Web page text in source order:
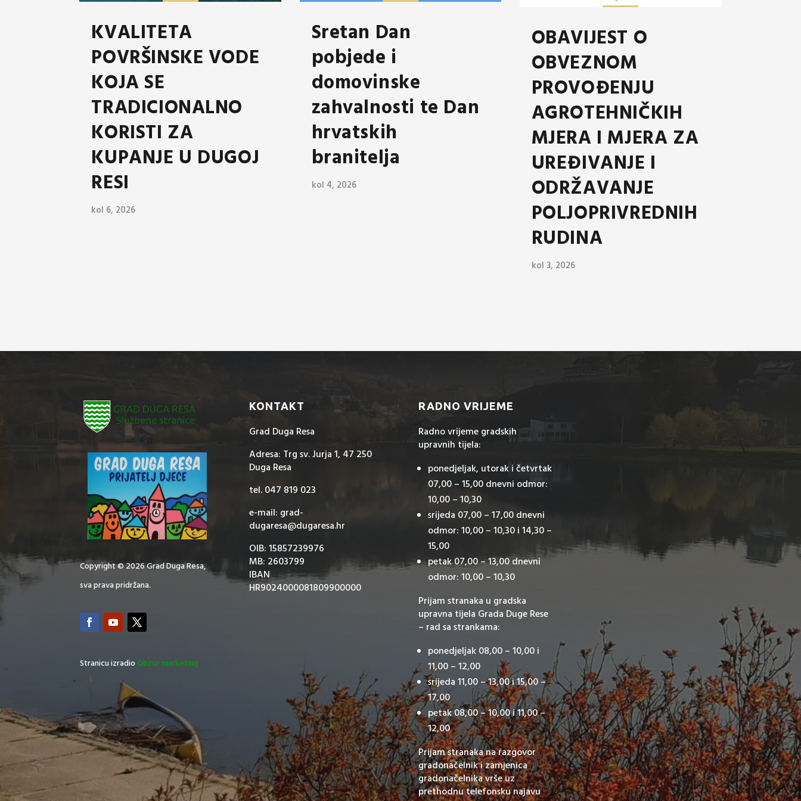
KVALITETA
POVRŠINSKE VODE
KOJA SE
TRADICIONALNO
KORISTI ZA
KUPANJE U DUGOJ
RESI
kol 6, 2026
Sretan Dan
pobjede i
domovinske
zahvalnosti te Dan
hrvatskih
branitelja
kol 4, 2026
OBAVIJEST O
OBVEZNOM
PROVOĐENJU
AGROTEHNIČKIH
MJERA I MJERA ZA
UREĐIVANJE I
ODRŽAVANJE
POLJOPRIVREDNIH
RUDINA
kol 3, 2026
Copyright © 2026 Grad Duga Resa,
sva prava pridržana.
Stranicu izradioObzor marketing
KONTAKT
Grad Duga Resa
Adresa: Trg sv. Jurja 1, 47 250
Duga Resa
tel. 047 819 023
e-mail: grad-
dugaresa@dugaresa.hr
OIB: 15857239976
MB: 2603799
IBAN
HR9024000081809900000
RADNO VRIJEME
Radno vrijeme gradskih
upravnih tijela:
ponedjeljak, utorak i četvrtak
07,00 – 15,00 dnevni odmor:
10,00 – 10,30
srijeda 07,00 – 17,00 dnevni
odmor: 10,00 – 10,30 i 14,30 –
15,00
petak 07,00 – 13,00 dnevni
odmor: 10,00 – 10,30
Prijam stranaka u gradska
upravna tijela Grada Duge Rese
– rad sa strankama:
ponedjeljak 08,00 – 10,00 i
11,00 – 12,00
srijeda 11,00 – 13,00 i 15,00 –
17,00
petak 08,00 – 10,00 i 11,00 –
12,00
Prijam stranaka na razgovor
gradonačelnik i zamjenica
gradonačelnika vrše uz
prethodnu telefonsku najavu